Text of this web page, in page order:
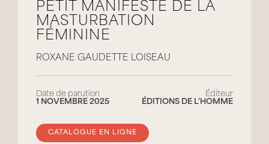
PETIT MANIFESTE DE LA
MASTURBATION
FÉMININE
ROXANE GAUDETTE LOISEAU
Date de parution
1 NOVEMBRE 2025
Éditeur
ÉDITIONS DE L'HOMME
CATALOGUE EN LIGNE